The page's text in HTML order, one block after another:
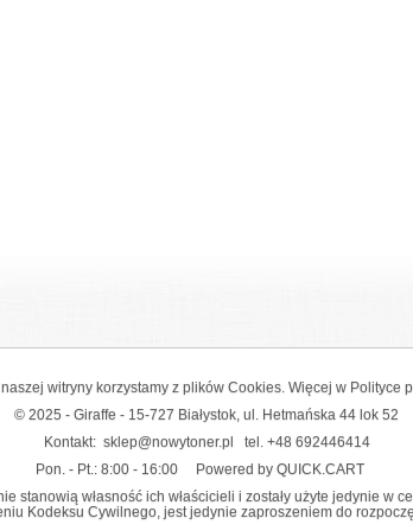
witryny korzystamy z plików Cookies. Więcej w Polityce
© 2025 - Giraffe - 15-727 Białystok, ul. Hetmańska 44 lok 52
Kontakt: sklep@nowytoner.pl tel. +48 692446414
Pon. - Pt.: 8:00 - 16:00
Powered by QUICK.CART
stanowią własność ich właścicieli i zostały użyte jedynie w
Kodeksu Cywilnego, jest jedynie zaproszeniem do